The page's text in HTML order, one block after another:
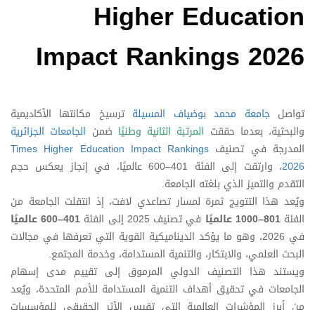
Higher Education
Impact Rankings 2026
تواصلجامعة محمد بوضياف المسيلة ترسيخ مكانتها الأكاديمية
والبحثية، بعدما حققت المرتبة الثانية وطنيًا ضمن الجامعات الجزائرية
المدرجة في تصنيف Times Higher Education Impact Rankings
2026
، وارتقت إلى الفئة 401–600 عالميًا، في إنجاز يعكس حجم
التقدم والتميز الذي بلغته الجامعة.
ويُعد هذا التتويج ثمرة لمسار تصاعدي لافت، إذ انتقلت الجامعة من
الفئة801–1000 عالميًا في تصنيف 2025 إلى الفئة
401–600 عالميًا
في 2026، وهو ما يؤكد الديناميكية القوية التي تعرفها في مجالات
البحث العلمي، والابتكار، والتنمية المستدامة، وخدمة المجتمع.
ويستند هذا التصنيف الدولي المرموق إلى تقييم مدى إسهام
الجامعات في تحقيق أهداف التنمية المستدامة للأمم المتحدة، ويُعد